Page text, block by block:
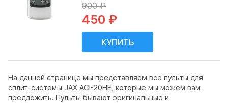
На данной странице мы представляем все пульты для
сплит-системы JAX ACI-20HE, которые мы можем вам
предложить. Пульты бывают оригинальные и
900 ₽
450 ₽